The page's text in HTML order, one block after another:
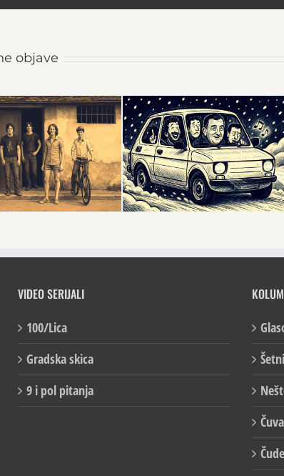
objave
VIDEO SERIJALI
100/Lica
Gradska skica
9 i pol pitanja